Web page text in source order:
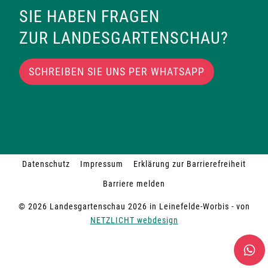
SIE HABEN FRAGEN
ZUR LANDESGARTENSCHAU?
SCHREIBEN SIE UNS PER WHATSAPP
© 2026 Landesgartenschau 2026 in Leinefelde-Worbis - von
NETZLICHT webdesign
Datenschutz Impressum
Erklärung zur Barrierefreiheit
Barriere melden